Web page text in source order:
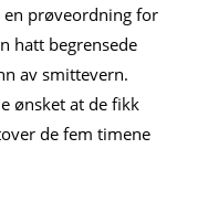
en prøveordning for
hatt begrensede
av smittevern.
ønsket at de fikk
de fem timene